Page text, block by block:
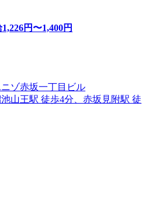
1,226円〜1,400円
ゾ赤坂一丁目ビル
山王駅 徒歩4分、赤坂見附駅 徒